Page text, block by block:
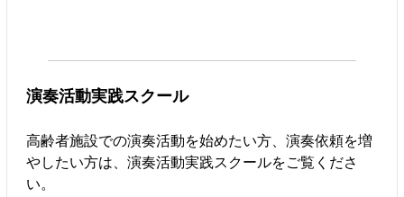
演奏活動実践スクール
高齢者施設での演奏活動を始めたい方、演奏依頼を増
やしたい方は、演奏活動実践スクールをご覧くださ
い。